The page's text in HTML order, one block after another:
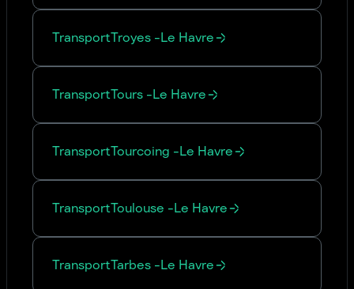
TransportTroyes -Le Havre
TransportTours -Le Havre
TransportTourcoing -Le Havre
TransportToulouse -Le Havre
TransportTarbes -Le Havre